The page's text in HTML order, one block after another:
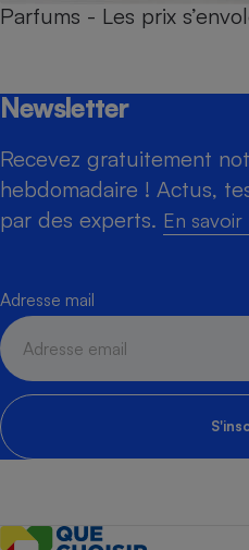
Parfums - Les prix
Newsletter
Recevez gratuitement
hebdomadaire ! Actus,
par des experts. En savoir
Adresse mail